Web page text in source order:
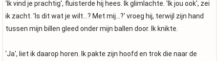
'Ik vind je prachtig', fluisterde hij hees. Ik glimlachte. 'Ik jou ook', zei
ik zacht. 'Is dit wat je wilt...? Met mij...?' vroeg hij, terwijl zijn hand
tussen mijn billen gleed onder mijn ballen door. Ik knikte.
'Ja', liet ik daarop horen. Ik pakte zijn hoofd en trok die naar de